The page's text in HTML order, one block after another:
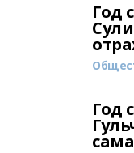
Год
Год